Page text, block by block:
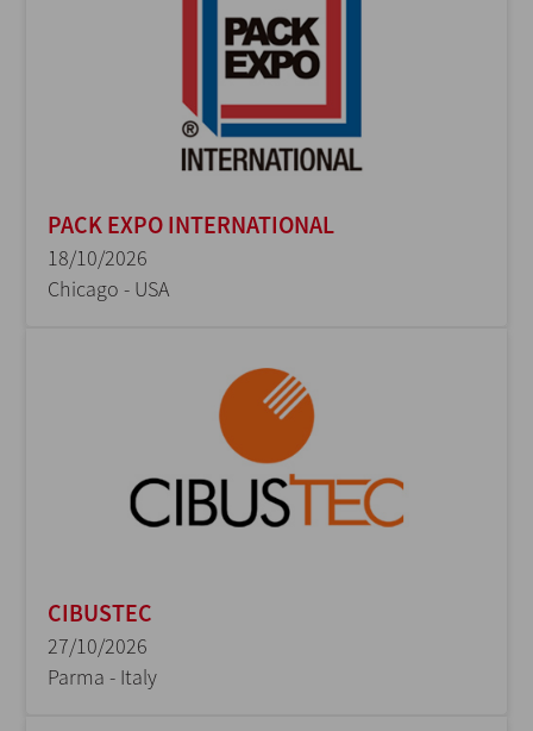
PACK EXPO INTERNATIONAL
18/10/2026
Chicago - USA
CIBUSTEC
27/10/2026
Parma - Italy